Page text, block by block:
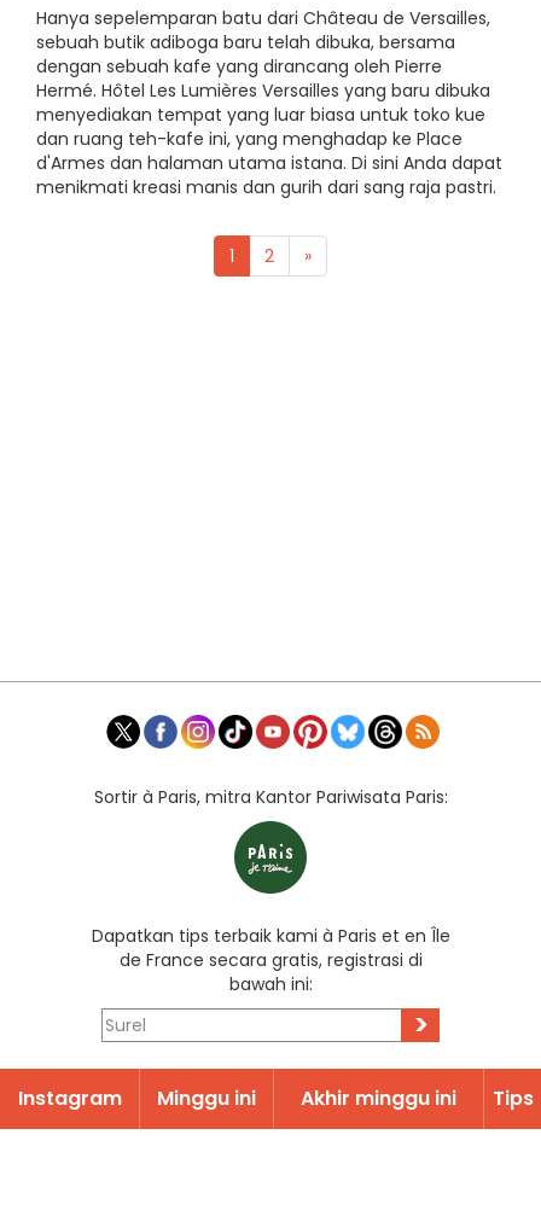
Hanya sepelemparan batu dari Château de Versailles,
sebuah butik adiboga baru telah dibuka, bersama
dengan sebuah kafe yang dirancang oleh Pierre
Hermé. Hôtel Les Lumières Versailles yang baru dibuka
menyediakan tempat yang luar biasa untuk toko kue
dan ruang teh-kafe ini, yang menghadap ke Place
d'Armes dan halaman utama istana. Di sini Anda dapat
menikmati kreasi manis dan gurih dari sang raja pastri.
1 2 »
Sortir à Paris, mitra Kantor Pariwisata Paris:
Dapatkan tips terbaik kami à Paris et en Île
de France secara gratis, registrasi di
bawah ini:
>
Instagram Minggu ini Akhir minggu ini Tips